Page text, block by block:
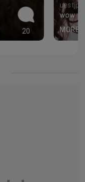
20 MORE